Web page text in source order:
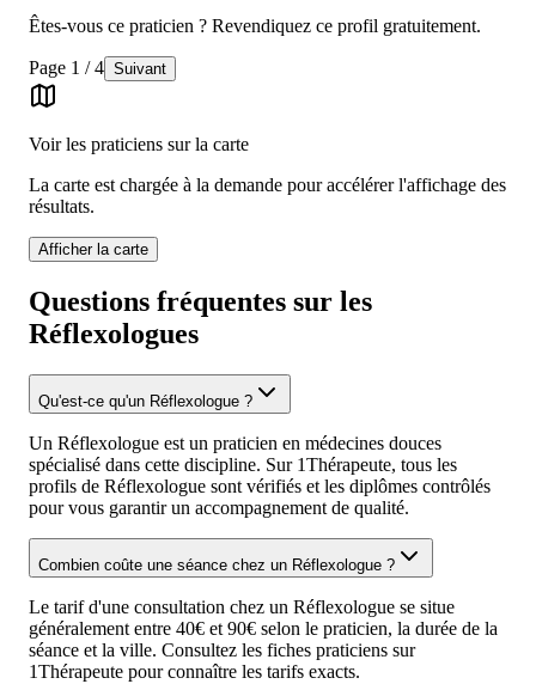
Êtes-vous ce praticien ? Revendiquez ce profil gratuitement.
Page 1 /4 Suivant
Voir les praticiens sur la carte
La carte est chargée à la demande pour accélérer l'affichage des
résultats.
Afficher la carte
Questions fréquentes sur les
Réflexologues
Qu'est-ce qu'un Réflexologue ?
Un Réflexologue est un praticien en médecines douces
spécialisé dans cette discipline. Sur 1Thérapeute, tous les
profils de Réflexologue sont vérifiés et les diplômes contrôlés
pour vous garantir un accompagnement de qualité.
Combien coûte une séance chez un Réflexologue ?
Le tarif d'une consultation chez un Réflexologue se situe
généralement entre 40€ et 90€ selon le praticien, la durée de la
séance et la ville. Consultez les fiches praticiens sur
1Thérapeute pour connaître les tarifs exacts.